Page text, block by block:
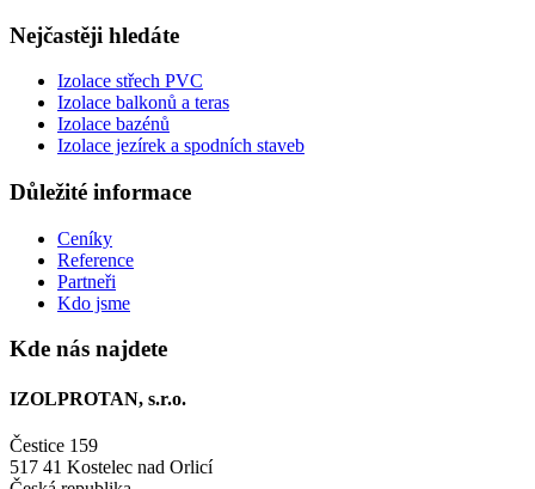
Nejčastěji hledáte
Izolace střech PVC
Izolace balkonů a teras
Izolace bazénů
Izolace jezírek a spodních staveb
Důležité informace
Ceníky
Reference
Partneři
Kdo jsme
Kde nás najdete
IZOLPROTAN, s.r.o.
Čestice 159
517 41 Kostelec nad Orlicí